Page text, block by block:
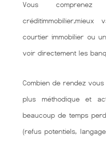
Vous
courtier immobilier ou
voir directement les
Combien de rendez
plus méthodique et
beaucoup de temps
(refus potentiels,